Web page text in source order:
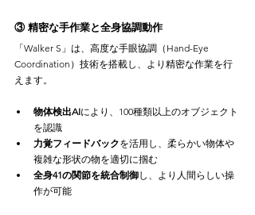
③ 精密な手作業と全身協調動作
「Walker S」は、高度な手眼協調（Hand-Eye
Coordination）技術を搭載し、より精密な作業を行
えます。
物体検出AIにより、100種類以上のオブジェクト
を認識
力覚フィードバックを活用し、柔らかい物体や
複雑な形状の物を適切に掴む
全身41の関節を統合制御し、より人間らしい操
作が可能